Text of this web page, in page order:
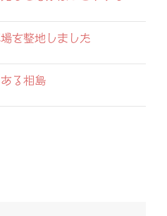
を整地しました
る相島